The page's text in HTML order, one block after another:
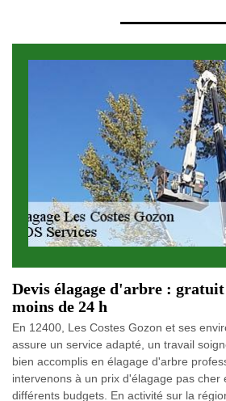
Devis élagage d'arbre : gratuit
moins de 24 h
En 12400, Les Costes Gozon et ses
assure un service adapté, un travail
bien accomplis en élagage d'arbre
intervenons à un prix d'élagage pas cher
différents budgets. En activité sur la